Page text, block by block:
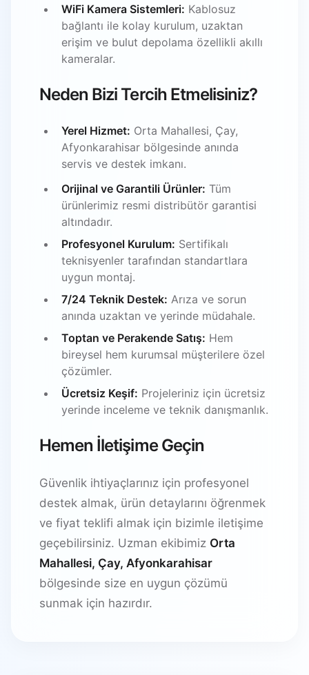
WiFi Kamera Sistemleri: Kablosuz
bağlantı ile kolay kurulum, uzaktan
erişim ve bulut depolama özellikli akıllı
kameralar.
Neden Bizi Tercih Etmelisiniz?
Yerel Hizmet: Orta Mahallesi, Çay,
Afyonkarahisar bölgesinde anında
servis ve destek imkanı.
Orijinal ve Garantili Ürünler: Tüm
ürünlerimiz resmi distribütör garantisi
altındadır.
Profesyonel Kurulum: Sertifikalı
teknisyenler tarafından standartlara
uygun montaj.
7/24 Teknik Destek: Arıza ve sorun
anında uzaktan ve yerinde müdahale.
Toptan ve Perakende Satış: Hem
bireysel hem kurumsal müşterilere özel
çözümler.
Ücretsiz Keşif: Projeleriniz için ücretsiz
yerinde inceleme ve teknik danışmanlık.
Hemen İletişime Geçin
Güvenlik ihtiyaçlarınız için profesyonel
destek almak, ürün detaylarını öğrenmek
ve fiyat teklifi almak için bizimle iletişime
geçebilirsiniz. Uzman ekibimiz Orta
Mahallesi, Çay, Afyonkarahisar
bölgesinde size en uygun çözümü
sunmak için hazırdır.